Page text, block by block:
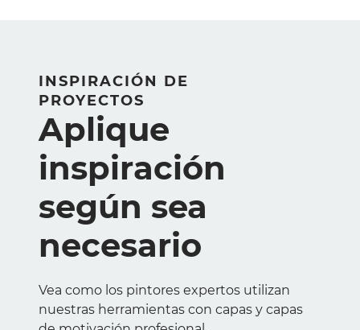
INSPIRACIÓN DE
PROYECTOS
Aplique
inspiración
según sea
necesario
Vea como los pintores expertos utilizan
nuestras herramientas con capas y capas